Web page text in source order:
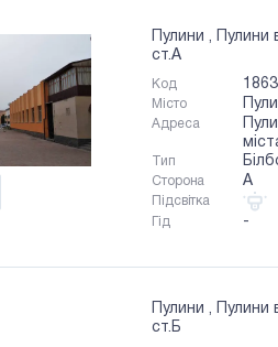
Пулини ,
ст.А
Код
Місто
Адреса
Тип
Сторона A
Підсвітка
Гід
-
Пулини ,
ст.Б